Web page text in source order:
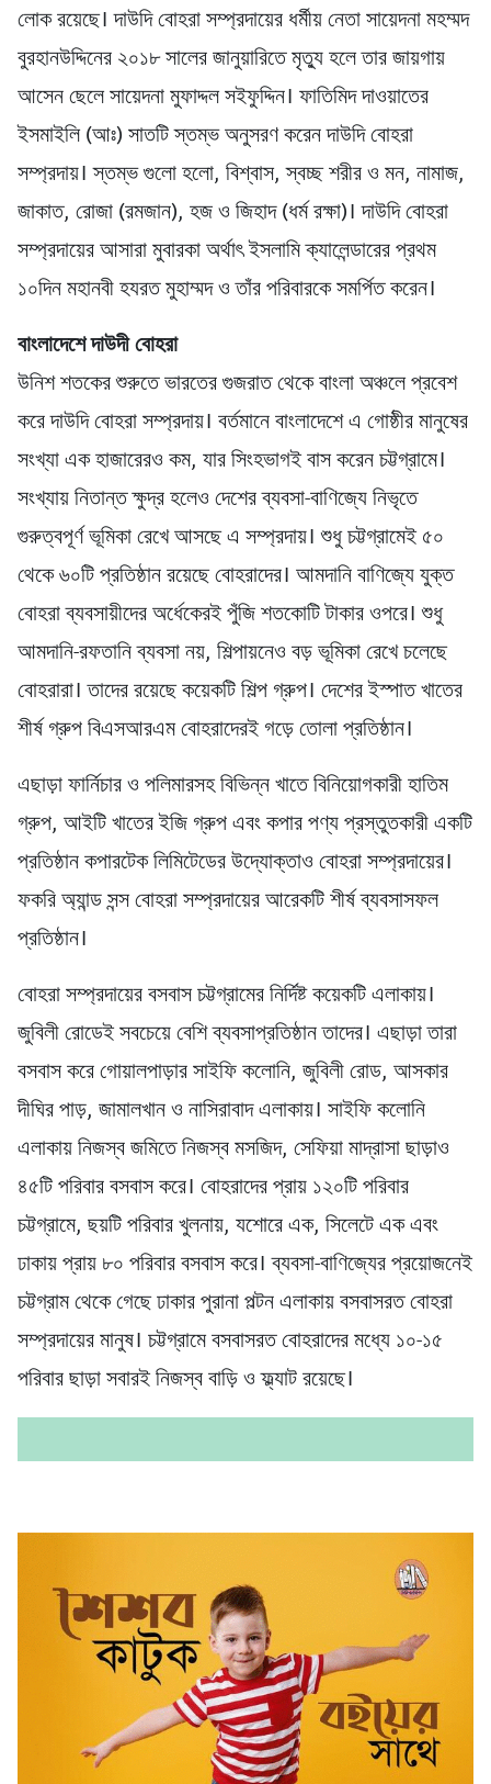
লোক রয়েছে। দাউদি বোহরা সম্প্রদায়ের ধর্মীয় নেতা সায়েদনা মহম্মদ
বুরহানউদ্দিনের ২০১৮ সালের জানুয়ারিতে মৃত্যু হলে তার জায়গায়
আসেন ছেলে সায়েদনা মুফাদ্দল সইফুদ্দিন। ফাতিমিদ দাওয়াতের
ইসমাইলি (আঃ) সাতটি স্তম্ভ অনুসরণ করেন দাউদি বোহরা
সম্প্রদায়। স্তম্ভ গুলো হলো, বিশ্বাস, স্বচ্ছ শরীর ও মন, নামাজ,
জাকাত, রোজা (রমজান), হজ ও জিহাদ (ধর্ম রক্ষা)। দাউদি বোহরা
সম্প্রদায়ের আসারা মুবারকা অর্থাৎ ইসলামি ক্যালেন্ডারের প্রথম
১০দিন মহানবী হযরত মুহাম্মদ ও তাঁর পরিবারকে সমর্পিত করেন।
বাংলাদেশে দাউদী বোহরা
উনিশ শতকের শুরুতে ভারতের গুজরাত থেকে বাংলা অঞ্চলে প্রবেশ
করে দাউদি বোহরা সম্প্রদায়। বর্তমানে বাংলাদেশে এ গোষ্ঠীর মানুষের
সংখ্যা এক হাজারেরও কম, যার সিংহভাগই বাস করেন চট্টগ্রামে।
সংখ্যায় নিতান্ত ক্ষুদ্র হলেও দেশের ব্যবসা-বাণিজ্যে নিভৃতে
গুরুত্বপূর্ণ ভূমিকা রেখে আসছে এ সম্প্রদায়। শুধু চট্টগ্রামেই ৫০
থেকে ৬০টি প্রতিষ্ঠান রয়েছে বোহরাদের। আমদানি বাণিজ্যে যুক্ত
বোহরা ব্যবসায়ীদের অর্ধেকেরই পুঁজি শতকোটি টাকার ওপরে। শুধু
আমদানি-রফতানি ব্যবসা নয়, শিল্পায়নেও বড় ভূমিকা রেখে চলেছে
বোহরারা। তাদের রয়েছে কয়েকটি শিল্প গ্রুপ। দেশের ইস্পাত খাতের
শীর্ষ গ্রুপ বিএসআরএম বোহরাদেরই গড়ে তোলা প্রতিষ্ঠান।
এছাড়া ফার্নিচার ও পলিমারসহ বিভিন্ন খাতে বিনিয়োগকারী হাতিম
গ্রুপ, আইটি খাতের ইজি গ্রুপ এবং কপার পণ্য প্রস্তুতকারী একটি
প্রতিষ্ঠান কপারটেক লিমিটেডের উদ্যোক্তাও বোহরা সম্প্রদায়ের।
ফকরি অ্যান্ড সন্স বোহরা সম্প্রদায়ের আরেকটি শীর্ষ ব্যবসাসফল
প্রতিষ্ঠান।
বোহরা সম্প্রদায়ের বসবাস চট্টগ্রামের নির্দিষ্ট কয়েকটি এলাকায়।
জুবিলী রোডেই সবচেয়ে বেশি ব্যবসাপ্রতিষ্ঠান তাদের। এছাড়া তারা
বসবাস করে গোয়ালপাড়ার সাইফি কলোনি, জুবিলী রোড, আসকার
দীঘির পাড়, জামালখান ও নাসিরাবাদ এলাকায়। সাইফি কলোনি
এলাকায় নিজস্ব জমিতে নিজস্ব মসজিদ, সেফিয়া মাদ্রাসা ছাড়াও
৪৫টি পরিবার বসবাস করে। বোহরাদের প্রায় ১২০টি পরিবার
চট্টগ্রামে, ছয়টি পরিবার খুলনায়, যশোরে এক, সিলেটে এক এবং
ঢাকায় প্রায় ৮০ পরিবার বসবাস করে। ব্যবসা-বাণিজ্যের প্রয়োজনেই
চট্টগ্রাম থেকে গেছে ঢাকার পুরানা পল্টন এলাকায় বসবাসরত বোহরা
সম্প্রদায়ের মানুষ। চট্টগ্রামে বসবাসরত বোহরাদের মধ্যে ১০-১৫
পরিবার ছাড়া সবারই নিজস্ব বাড়ি ও ফ্ল্যাট রয়েছে।